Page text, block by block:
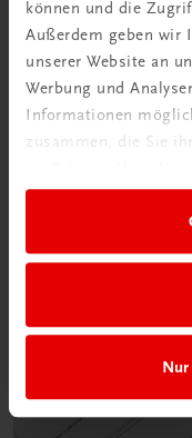
können und die
Außerdem geben wir
unserer Website an
Werbung und
Informationen
zusammen, die Sie
Nur